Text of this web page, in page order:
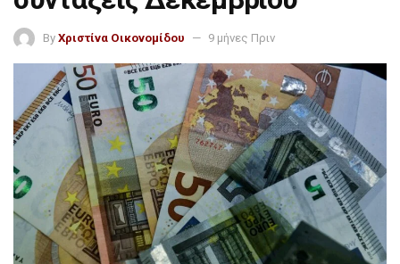
By Χριστίνα Οικονομίδου 9 μήνες Πριν